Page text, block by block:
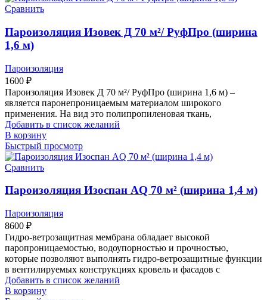
Сравнить
Пароизоляция Изовек Д 70 м²/ РуфПро (ширина
1,6 м)
Пароизоляция
1600 ₽
Пароизоляция Изовек Д 70 м²/ РуфПро (ширина 1,6 м) –
является паронепроницаемым материалом широкого
применения. На вид это полипропиленовая ткань,
Добавить в список желаний
В корзину
Быстрый просмотр
Сравнить
Пароизоляция Изоспан AQ 70 м² (ширина 1,4 м)
Пароизоляция
8600 ₽
Гидро-ветрозащитная мембрана обладает высокой
паропроницаемостью, водоупорностью и прочностью,
которые позволяют выполнять гидро-ветрозащитные функции
в вентилируемых конструкциях кровель и фасадов с
Добавить в список желаний
В корзину